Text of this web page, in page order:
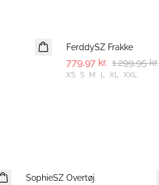
FerddySZ Frakke
779,97 kr. 1.299,95 kr.
XS S M L XL XXL
NYHED
SophieSZ Overtøj